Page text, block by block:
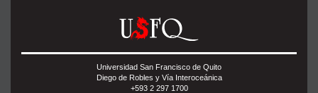
Universidad San Francisco de Quito
Diego de Robles y Vía Interoceánica
+593 2 297 1700